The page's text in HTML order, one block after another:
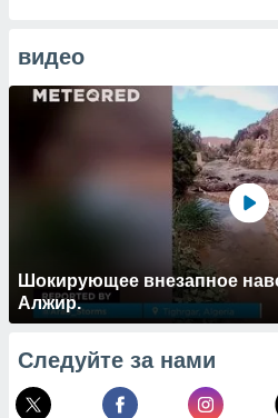
видео
Шокирующее внезапное
Алжир.
Следуйте за нами